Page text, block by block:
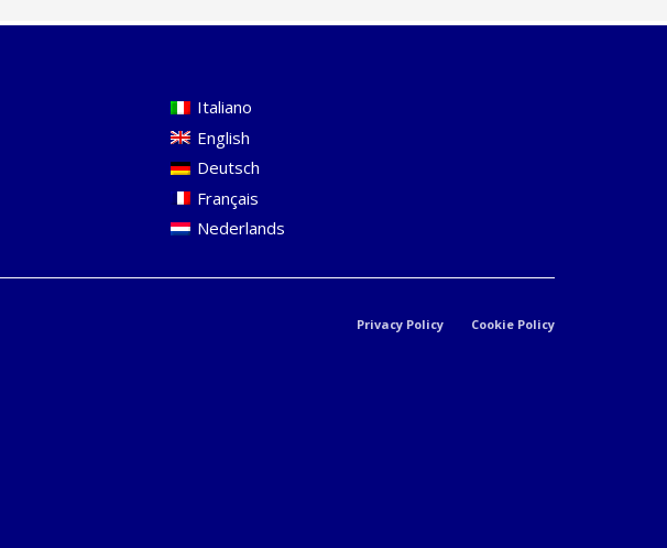
Italiano
English
Deutsch
Français
Nederlands
Privacy Policy Cookie Policy